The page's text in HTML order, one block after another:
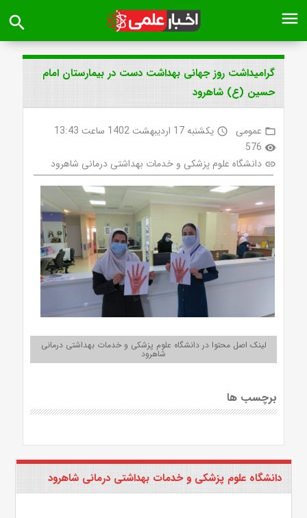
menu
search
گرامیداشت روز جهانی بهداشت دست در بیمارستان امام
حسین (ع) شاهرود
folder_open عمومی access_time یکشنبه 17 اردیبهشت 1402 ساعت 13:43
visibility
576
link دانشگاه علوم پزشکی و خدمات بهداشتی درمانی شاهرود
لینک اصل محتوا در دانشگاه علوم پزشکی و خدمات بهداشتی درمانی
شاهرود
برچسب ها
دانشگاه علوم پزشکی و خدمات بهداشتی درمانی شاهرود